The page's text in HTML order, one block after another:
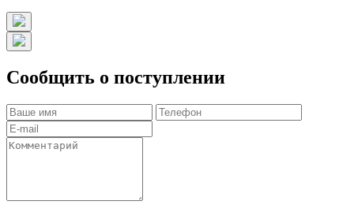
Сообщить о поступлении